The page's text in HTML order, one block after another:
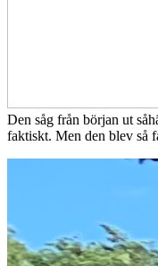
Den såg från början ut
faktiskt. Men den blev så